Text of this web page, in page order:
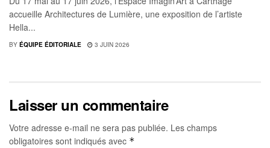
accueille Architectures de Lumière, une exposition de l’artiste
Hella...
BY ÉQUIPE ÉDITORIALE 3 JUIN 2026
Laisser un commentaire
Votre adresse e-mail ne sera pas publiée. Les champs
obligatoires sont indiqués avec *